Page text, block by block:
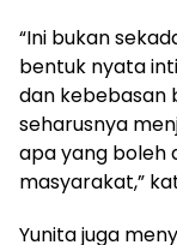
“Ini bukan
bentuk nyata
dan kebebasan
seharusnya
apa yang boleh
masyarakat,”
Yunita juga